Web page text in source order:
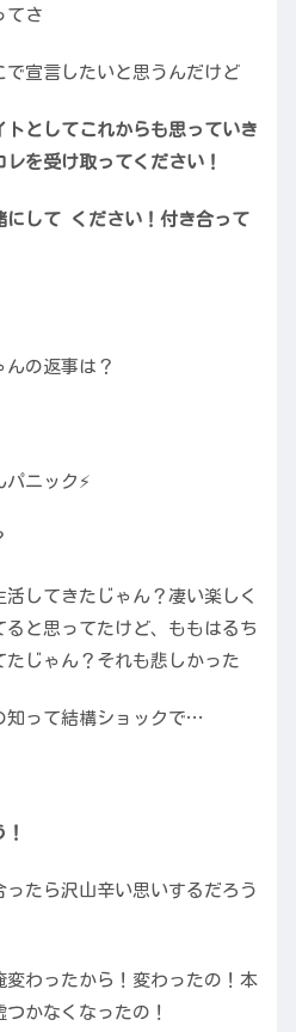
てさ
で宣言したいと思うんだけど
としてこれからも思っていき
を受け取ってください！
にして ください！付き合って
の返事は？
ニック⚡️
してきたじゃん？凄い楽しく
と思ってたけど、ももはるち
たじゃん？それも悲しかった
知って結構ショックで…
たら沢山辛い思いするだろう
変わったから！変わったの！本
かなくなったの！